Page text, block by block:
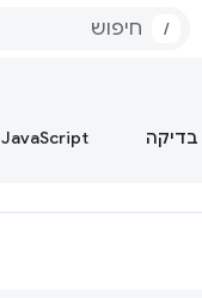
/
בדיקה JavaScript